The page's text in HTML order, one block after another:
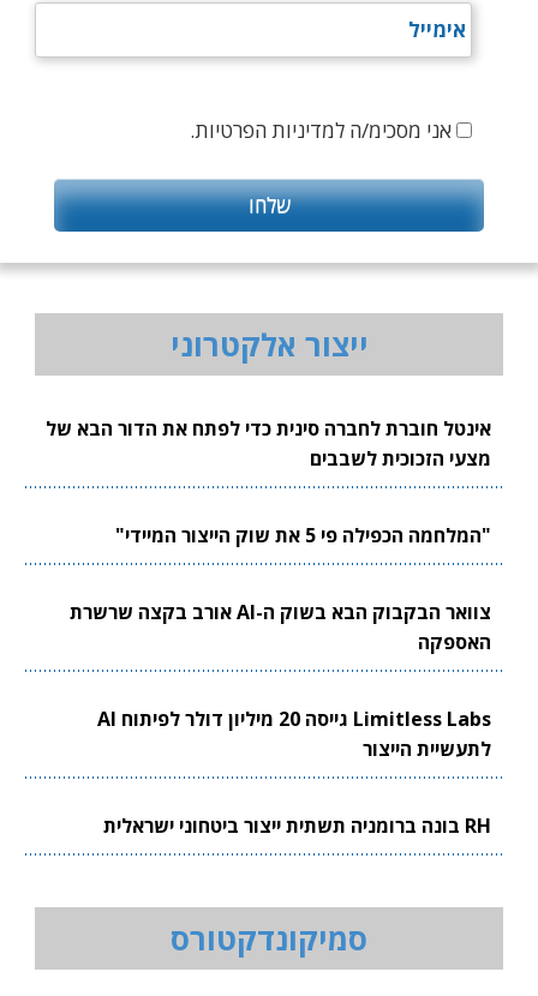
אני מסכימ/ה למדיניות הפרטיות.
ייצור אלקטרוני
אינטל חוברת לחברה סינית כדי לפתח את הדור הבא של
מצעי הזכוכית לשבבים
"המלחמה הכפילה פי 5 את שוק הייצור המיידי"
צוואר הבקבוק הבא בשוק ה-AI אורב בקצה שרשרת
האספקה
Limitless Labs גייסה 20 מיליון דולר לפיתוח AI
לתעשיית הייצור
RH בונה ברומניה תשתית ייצור ביטחוני ישראלית
סמיקונדקטורס